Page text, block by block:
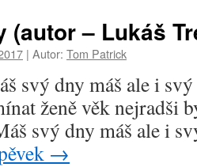
(autor – Lukáš
| Autor: Tom Patrick
svý dny máš ale i
ženě věk nejradši
svý dny máš ale i
→